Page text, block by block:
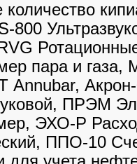
800
пара и газа,
Annubar,
ПРЭМ
ЭХО-Р
ППО-10